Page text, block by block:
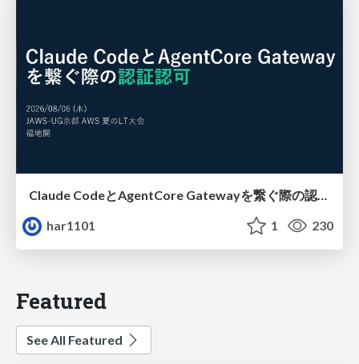
Claude CodeとAgentCore Gatewayを繋ぐ際の認証認可 / Authentication and authorization when connecting Claude Code with AgentCore Gateway
har1101
1 230
Featured
See All Featured